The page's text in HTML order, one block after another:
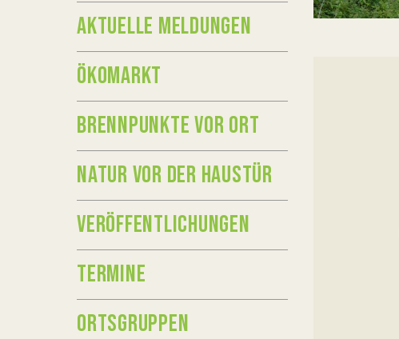
AKTUELLE MELDUNGEN
ÖKOMARKT
BRENNPUNKTE VOR ORT
NATUR VOR DER HAUSTÜR
VERÖFFENTLICHUNGEN
TERMINE
ORTSGRUPPEN